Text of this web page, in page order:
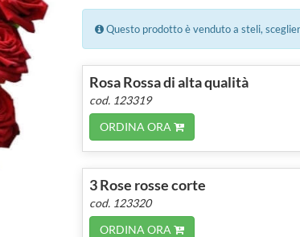
Questo prodotto è venduto a steli,
Rosa Rossa di alta qualità
cod. 123319
ORDINA ORA
3 Rose rosse corte
cod. 123320
ORDINA ORA